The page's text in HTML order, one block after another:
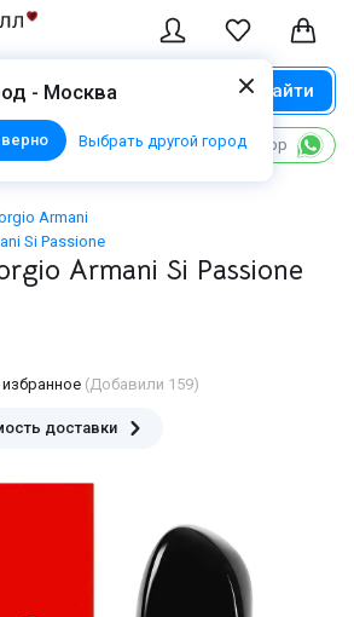
- Москва
Выбрать другой город
Найти
Написать в WhatsApp
Armani
Si Passione
Armani Si Passione
(Добавили 159)
доставки